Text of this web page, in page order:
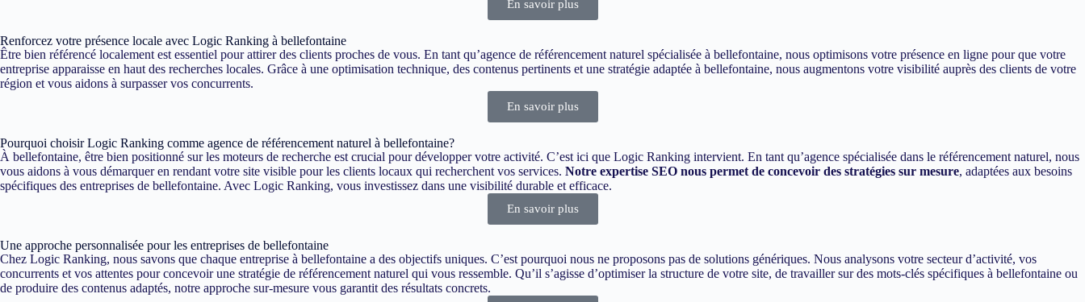
En savoir plus
Renforcez votre présence locale avec Logic Ranking à bellefontaine
Être bien référencé localement est essentiel pour attirer des clients proches de vous. En tant qu’agence de référencement naturel spécialisée à bellefontaine, nous optimisons votre présence en ligne pour que votre
entreprise apparaisse en haut des recherches locales. Grâce à une optimisation technique, des contenus pertinents et une stratégie adaptée à bellefontaine, nous augmentons votre visibilité auprès des clients de votre
région et vous aidons à surpasser vos concurrents.
En savoir plus
Pourquoi choisir Logic Ranking comme agence de référencement naturel à bellefontaine?
À bellefontaine, être bien positionné sur les moteurs de recherche est crucial pour développer votre activité. C’est ici que Logic Ranking intervient. En tant qu’agence spécialisée dans le référencement naturel, nous
vous aidons à vous démarquer en rendant votre site visible pour les clients locaux qui recherchent vos services. Notre expertise SEO nous permet de concevoir des stratégies sur mesure, adaptées aux besoins
spécifiques des entreprises de bellefontaine. Avec Logic Ranking, vous investissez dans une visibilité durable et efficace.
En savoir plus
Une approche personnalisée pour les entreprises de bellefontaine
Chez Logic Ranking, nous savons que chaque entreprise à bellefontaine a des objectifs uniques. C’est pourquoi nous ne proposons pas de solutions génériques. Nous analysons votre secteur d’activité, vos
concurrents et vos attentes pour concevoir une stratégie de référencement naturel qui vous ressemble. Qu’il s’agisse d’optimiser la structure de votre site, de travailler sur des mots-clés spécifiques à bellefontaine ou
de produire des contenus adaptés, notre approche sur-mesure vous garantit des résultats concrets.